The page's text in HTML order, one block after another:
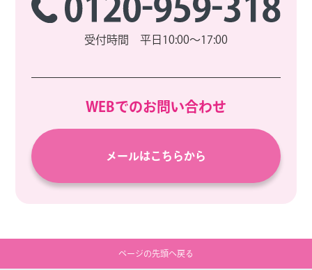
受付時間 平日10:00～17:00
WEBでのお問い合わせ
メールはこちらから
ページの先頭へ戻る